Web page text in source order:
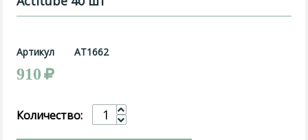
Артикул AT1662
910
Количество: